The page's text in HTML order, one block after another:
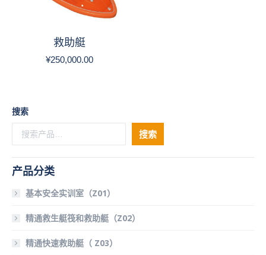
救助艇
¥250,000.00
搜索
搜索
产品分类
基本安全实训室（Z01）
精通救生艇筏和救助艇（Z02）
精通快速救助艇（ Z03）